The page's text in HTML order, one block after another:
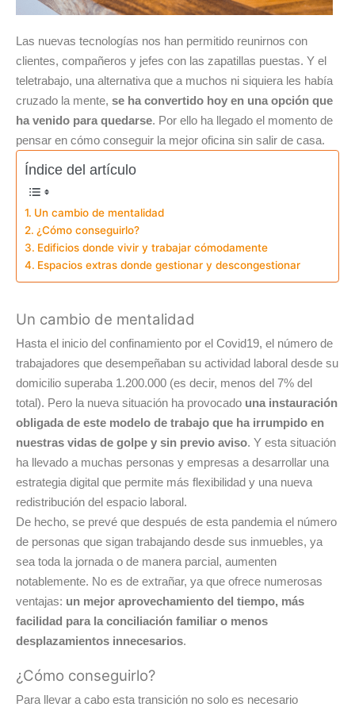
Las nuevas tecnologías nos han permitido reunirnos con
clientes, compañeros y jefes con las zapatillas puestas. Y el
teletrabajo, una alternativa que a muchos ni siquiera les había
cruzado la mente, se ha convertido hoy en una opción que
ha venido para quedarse. Por ello ha llegado el momento de
pensar en cómo conseguir la mejor oficina sin salir de casa.
Índice del artículo
Un cambio de mentalidad
¿Cómo conseguirlo?
Edificios donde vivir y trabajar cómodamente
Espacios extras donde gestionar y descongestionar
Un cambio de mentalidad
Hasta el inicio del confinamiento por el Covid19, el número de
trabajadores que desempeñaban su actividad laboral desde su
domicilio superaba 1.200.000 (es decir, menos del 7% del
total). Pero la nueva situación ha provocado una instauración
obligada de este modelo de trabajo que ha irrumpido en
nuestras vidas de golpe y sin previo aviso. Y esta situación
ha llevado a muchas personas y empresas a desarrollar una
estrategia digital que permite más flexibilidad y una nueva
redistribución del espacio laboral.
De hecho, se prevé que después de esta pandemia el número
de personas que sigan trabajando desde sus inmuebles, ya
sea toda la jornada o de manera parcial, aumenten
notablemente. No es de extrañar, ya que ofrece numerosas
ventajas: un mejor aprovechamiento del tiempo, más
facilidad para la conciliación familiar o menos
desplazamientos innecesarios.
¿Cómo conseguirlo?
Para llevar a cabo esta transición no solo es necesario